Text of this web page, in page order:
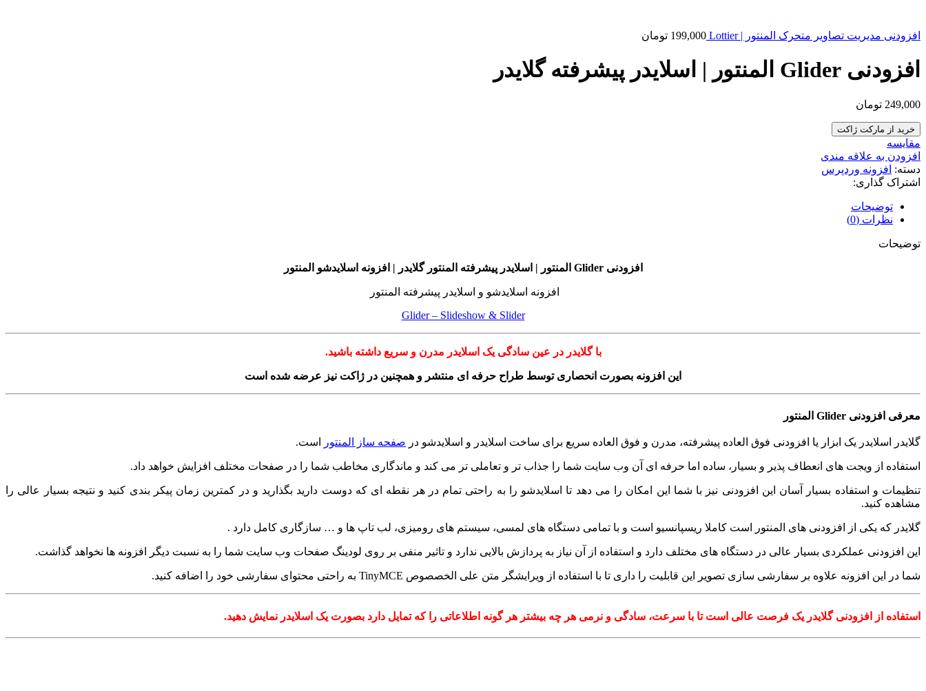
افزودنی مدیریت تصاویر متحرک المنتور | Lottier 199,000 تومان
افزودنی Glider المنتور | اسلایدر پیشرفته گلایدر
249,000 تومان
خرید از مارکت ژاکت
مقایسه
افزودن به علاقه مندی
دسته: افزونه وردپرس
اشتراک گذاری:
توضیحات
نظرات (0)
توضیحات
افزودنی Glider المنتور | اسلایدر پیشرفته المنتور گلایدر | افزونه اسلایدشو المنتور
افزونه اسلایدشو و اسلایدر پیشرفته المنتور
Glider – Slideshow & Slider
با گلایدر در عین سادگی یک اسلایدر مدرن و سریع داشته باشید.
این افزونه بصورت انحصاری توسط طراح حرفه ای منتشر و همچنین در ژاکت نیز عرضه شده است
معرفی افزودنی Glider المنتور
گلایدر اسلایدر یک ابزار یا افزودنی فوق العاده پیشرفته، مدرن و فوق العاده سریع برای ساخت اسلایدر و اسلایدشو در صفحه ساز المنتور است.
استفاده از ویجت های انعطاف پذیر و بسیار، ساده اما حرفه ای آن وب سایت شما را جذاب تر و تعاملی تر می کند و ماندگاری مخاطب شما را در صفحات مختلف افزایش خواهد داد.
تنظیمات و استفاده بسیار آسان این افزودنی نیز با شما این امکان را می دهد تا اسلایدشو را به راحتی تمام در هر نقطه ای که دوست دارید بگذارید و در کمترین زمان پیکر بندی کنید و نتیجه بسیار عالی را
مشاهده کنید.
گلایدر که یکی از افزودنی های المنتور است کاملا ریسپانسیو است و با تمامی دستگاه های لمسی، سیستم های رومیزی، لب تاپ ها و … سازگاری کامل دارد .
این افزودنی عملکردی بسیار عالی در دستگاه های مختلف دارد و استفاده از آن نیاز به پردازش بالایی ندارد و تاثیر منفی بر روی لودینگ صفحات وب سایت شما را به نسبت دیگر افزونه ها نخواهد گذاشت.
شما در این افزونه علاوه بر سفارشی سازی تصویر این قابلیت را داری تا با استفاده از ویرایشگر متن علی الخصصوص TinyMCE به راحتی محتوای سفارشی خود را اضافه کنید.
استفاده از افزودنی گلایدر یک فرصت عالی است تا با سرعت، سادگی و نرمی هر چه بیشتر هر گونه اطلاعاتی را که تمایل دارد بصورت یک اسلایدر نمایش دهید.